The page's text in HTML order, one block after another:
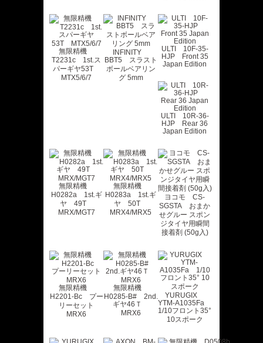
無限精機
T2231c 1st.ス
パーギヤ53T
MTX5/6/7
INFINITY
BBT5 スラスト
ボールベアリン
グ 5mm
ULTI 10F-35-
HJP Front 35
Japan Edition
ULTI 10R-36-
HJP Rear 36
Japan Edition
無限精機
H0282a 1st.ギ
ヤ 49T
MRX/MGT7
無限精機
H0283a 1st.ギ
ヤ 50T
MRX4/MRX5
ヨコモ CS-
SGSTA おまか
せグルー スポン
ジタイヤ用瞬間
接着剤 (50g入)
無限精機
H2201-Bc プー
リーセット
MRX6
無限精機
H0285-B# 2nd.
ギヤ46Ｔ
MRX6
YURUGIX
YTM-A1035Fa
1/10フロント35°
10スポーク